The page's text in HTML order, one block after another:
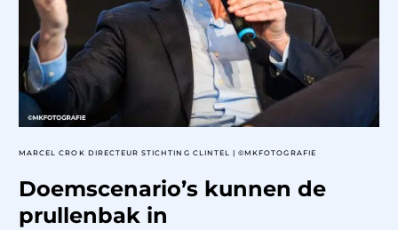
MARCEL CROK DIRECTEUR STICHTING CLINTEL | ©MKFOTOGRAFIE
Doemscenario’s kunnen de
prullenbak in